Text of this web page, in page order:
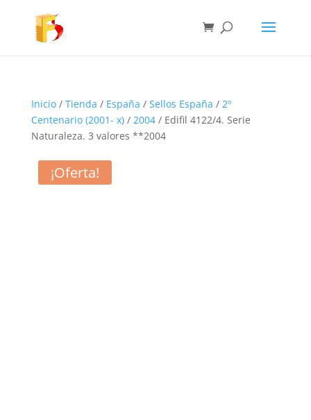
Inicio/ Tienda / España / Sellos España / 2º
Centenario (2001- x)/ 2004/ Edifil 4122/4. Serie
Naturaleza. 3 valores **2004
¡Oferta!